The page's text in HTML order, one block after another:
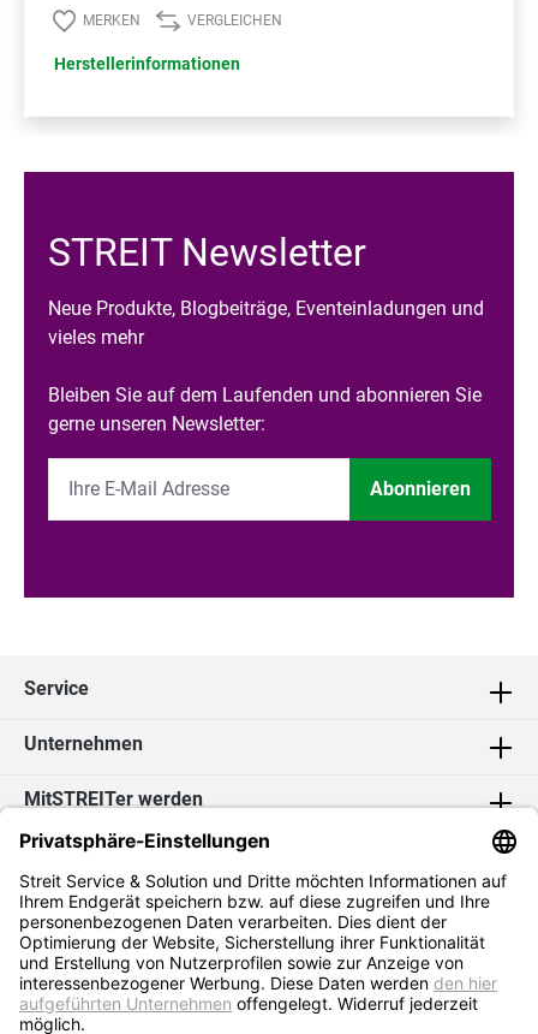
MERKEN VERGLEICHEN
Herstellerinformationen
STREIT Newsletter
Neue Produkte, Blogbeiträge, Eventeinladungen und
vieles mehr
Bleiben Sie auf dem Laufenden und abonnieren Sie
gerne unseren Newsletter:
Abonnieren
Service
Unternehmen
MitSTREITer werden
Kontakt
Social Media